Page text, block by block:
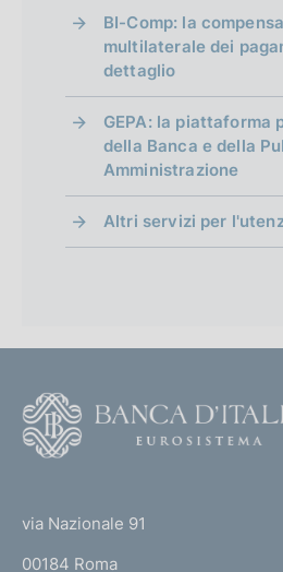
BI-Comp: la
multilaterale dei
dettaglio
GEPA: la piattaforma
della Banca e della
Amministrazione
Altri servizi per
r
via Nazionale 91
00184 Roma